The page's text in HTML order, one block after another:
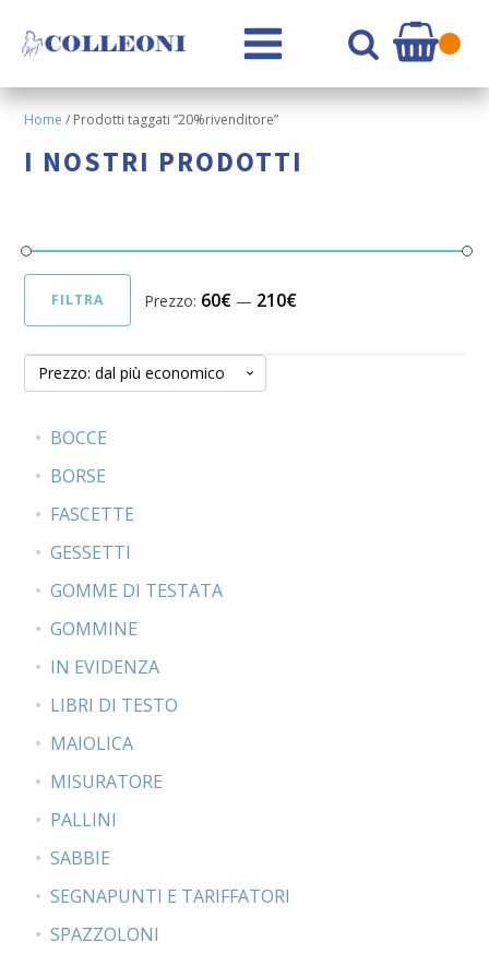
Home / Prodotti taggati “20%rivenditore”
I NOSTRI PRODOTTI
Prezzo
Min
Prezzo
Max
FILTRA Prezzo: 60€ — 210€
BOCCE
BORSE
FASCETTE
GESSETTI
GOMME DI TESTATA
GOMMINE
IN EVIDENZA
LIBRI DI TESTO
MAIOLICA
MISURATORE
PALLINI
SABBIE
SEGNAPUNTI E TARIFFATORI
SPAZZOLONI